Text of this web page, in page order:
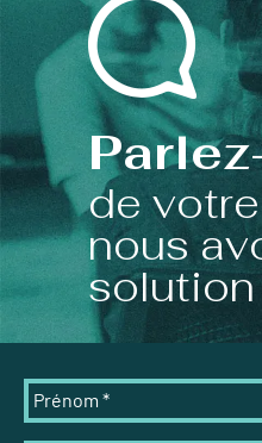
de
nous
Prénom *